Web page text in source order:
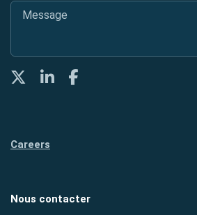
Message
TwitterLinkedInFacebook
Careers
Nous contacter